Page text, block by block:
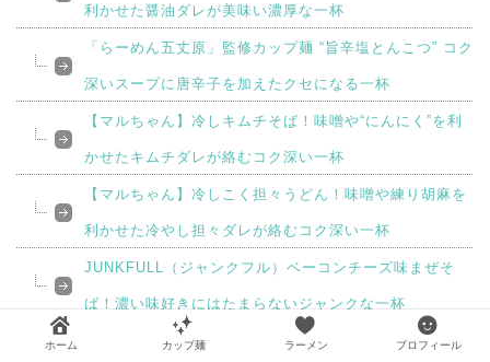
利かせた醤油ダレが美味い濃厚な一杯
「らーめん五丈原」監修カップ麺 “旨辛塩とんこつ” コク
深いスープに唐辛子を加えたクセになる一杯
【マルちゃん】冷しキムチそば！味噌や“にんにく”を利
かせたキムチダレが絡むコク深い一杯
【マルちゃん】冷しこく担々うどん！味噌や練り胡麻を
利かせた冷やし担々ダレが絡むコク深い一杯
JUNKFULL（ジャンクフル）ベーコンチーズ味まぜそ
ば！濃い味好きにはたまらないジャンクな一杯
「辛麺屋 輪」監修カップ麺 “汁なし宮崎辛麺” たっぷり
ホーム カップ麺 ラーメン プロフィール